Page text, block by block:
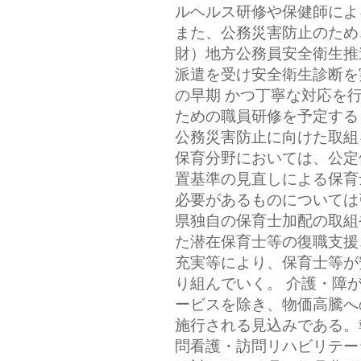
ルヘルス研修や保健師に
また、公務災害防止のた
財）地方公務員安全衛生
派遣を受け安全衛生診断
の早期 かつ丁寧な対応を
ための職員研修を予定す
公務災害防止に向けた取
保育分野においては、公
置基準の見直しによる保
必要があるものについて
県独自の保育士加配の取
た潜在保育士等の復職支
充実等により、保育士等
り組んでいく。 介護・障
ービスを除き、物価高騰
施行される見込みである
問看護・訪問リハビリテ